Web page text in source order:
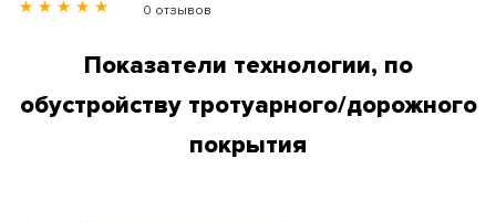
Новости
Галерея
0 отзывов
Показатели технологии, по
обустройству тротуарного/дорожного
покрытия